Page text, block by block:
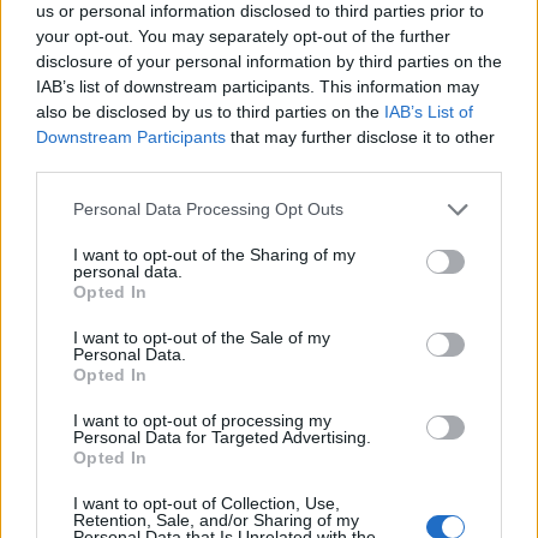
us or personal information disclosed to third parties prior to
your opt-out. You may separately opt-out of the further
disclosure of your personal information by third parties on the
IAB’s list of downstream participants. This information may
also be disclosed by us to third parties on the IAB’s List of
Downstream Participants that may further disclose it to other
Personal Data Processing Opt Outs
I want to opt-out of the Sharing of my
personal data.
Opted In
I want to opt-out of the Sale of my
Personal Data.
Opted In
I want to opt-out of processing my
Personal Data for Targeted Advertising.
Opted In
I want to opt-out of Collection, Use,
Retention, Sale, and/or Sharing of my
ÚLTIMES NOTÍCIES
Amposta recupera les Cases del Castell
i culmina un projecte estratègic que
vincula patrimoni, turisme i
gastronomia
Els vestits de paper guanyen força
40 peces a concurs
“L’eclipsi serà una oportunitat també
31 de juliol de 2026
Blaumut lidera el cartell musical de les
Festes